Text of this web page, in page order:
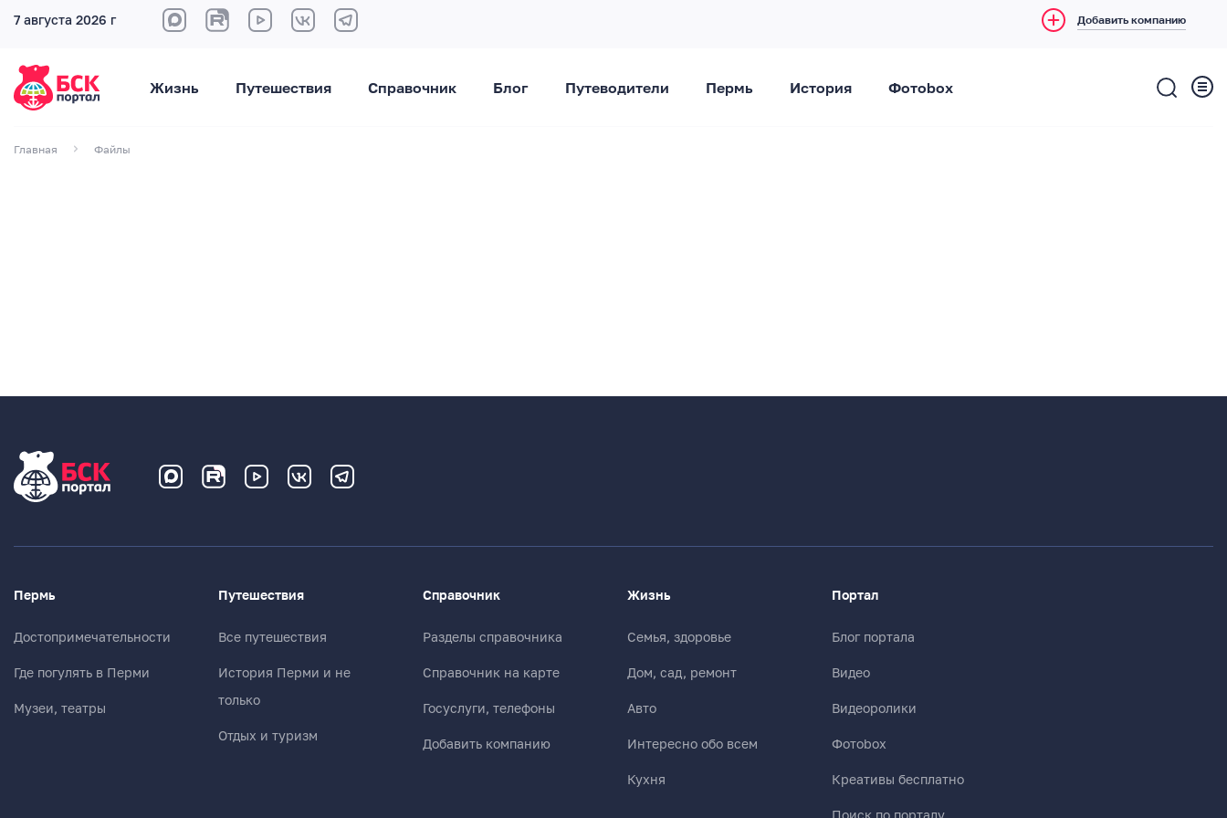
7 августа 2026 г Добавить компанию
Жизнь Путешествия Справочник Блог Путеводители Пермь История Фотоbox
Главная Файлы
Пермь
Достопримечательности
Где погулять в Перми
Музеи, театры
Путешествия
Все путешествия
История Перми и не
только
Отдых и туризм
Справочник
Разделы справочника
Справочник на карте
Госуслуги, телефоны
Добавить компанию
Жизнь
Семья, здоровье
Дом, сад, ремонт
Авто
Интересно обо всем
Кухня
Портал
Блог портала
Видео
Видеоролики
Фотоbox
Креативы бесплатно
Поиск по порталу